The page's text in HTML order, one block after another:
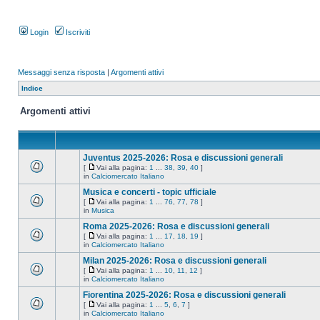
Login Iscriviti
Messaggi senza risposta | Argomenti attivi
Indice
Argomenti attivi
Juventus 2025-2026: Rosa e discussioni generali
[ Vai alla pagina: 1 38 39 40 ]
in Calciomercato Italiano
Musica e concerti - topic ufficiale
[ Vai alla pagina: 1 76 77 78 ]
in Musica
Roma 2025-2026: Rosa e discussioni generali
[ Vai alla pagina: 1 17 18 19 ]
in Calciomercato Italiano
Milan 2025-2026: Rosa e discussioni generali
[ Vai alla pagina: 1 10 11 12 ]
in Calciomercato Italiano
Fiorentina 2025-2026: Rosa e discussioni generali
[ Vai alla pagina: 1 5 6 7 ]
in Calciomercato Italiano